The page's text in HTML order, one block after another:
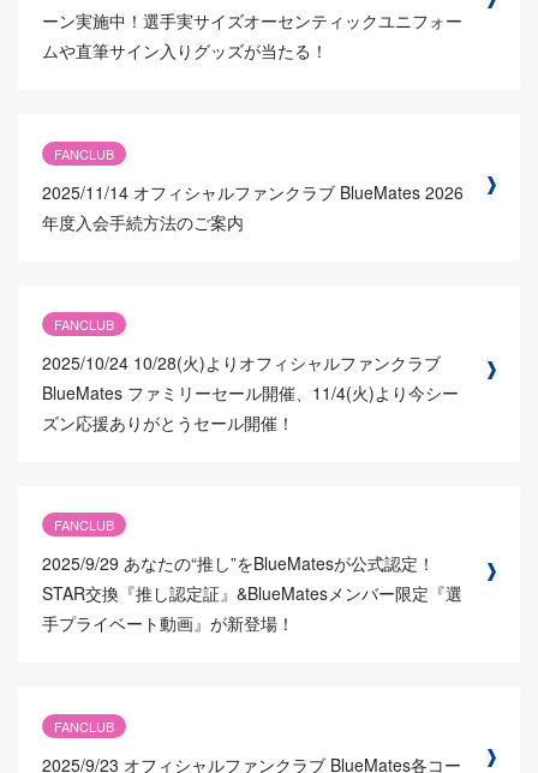
ーン実施中！選手実サイズオーセンティックユニフォー
ムや直筆サイン入りグッズが当たる！
FANCLUB
2025/11/14 オフィシャルファンクラブ BlueMates 2026
年度入会手続方法のご案内
FANCLUB
2025/10/24 10/28(火)よりオフィシャルファンクラブ
BlueMates ファミリーセール開催、11/4(火)より今シー
ズン応援ありがとうセール開催！
FANCLUB
2025/9/29 あなたの“推し”をBlueMatesが公式認定！
STAR交換『推し認定証』&BlueMatesメンバー限定『選
手プライベート動画』が新登場！
FANCLUB
2025/9/23 オフィシャルファンクラブ BlueMates各コー